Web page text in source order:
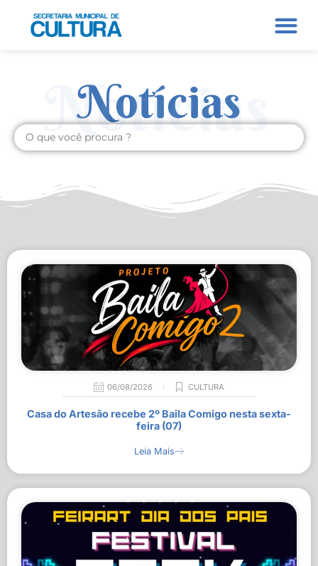
Notícias
Notícias
06/08/2026 CULTURA
Casa do Artesão recebe 2º Baila Comigo nesta sexta-
feira (07)
Leia Mais